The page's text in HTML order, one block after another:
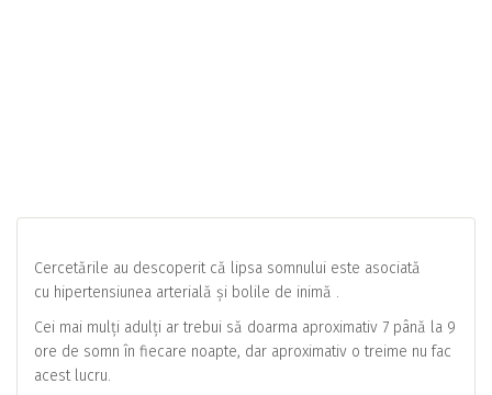
Cercetările au descoperit că lipsa somnului este asociată
cu hipertensiunea arterială și bolile de inimă .
Cei mai mulți adulți ar trebui să doarma aproximativ 7 până la 9
ore de somn în fiecare noapte, dar aproximativ o treime nu fac
acest lucru.